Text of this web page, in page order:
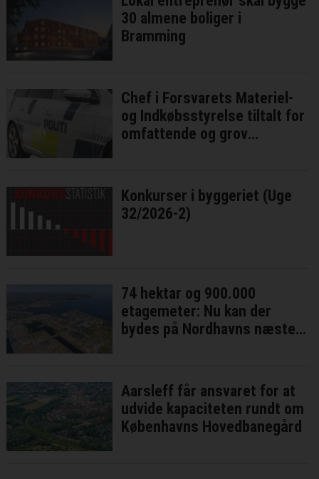
30 almene boliger i
Bramming
Chef i Forsvarets Materiel-
og Indkøbsstyrelse tiltalt for
omfattende og grov
Konkurser i byggeriet (Uge
32/2026-2)
74 hektar og 900.000
etagemeter: Nu kan der
bydes på Nordhavns næste
Aarsleff får ansvaret for at
udvide kapaciteten rundt om
Københavns Hovedbanegård